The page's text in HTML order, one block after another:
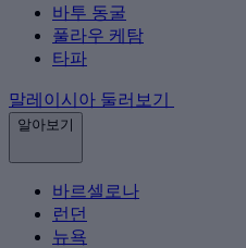
바투 동굴
풀라우 케탐
타파
말레이시아 둘러보기
알아보기
바르셀로나
런던
뉴욕